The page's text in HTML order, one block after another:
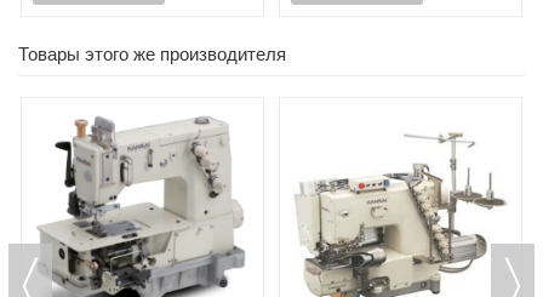
Товары этого же производителя